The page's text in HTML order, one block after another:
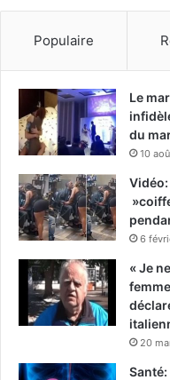
Populaire
Le
du
10
6
« Je
20